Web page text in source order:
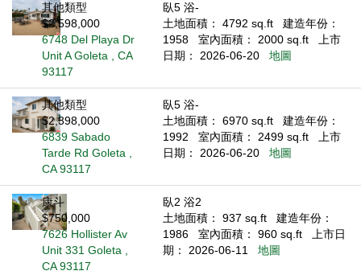
其他類型
$2,598,000
6748 Del Playa Dr
Unit A Goleta , CA
93117
臥5 浴-
土地面積： 4792 sq.ft
建造年份：
1958
室內面積： 2000 sq.ft
上市
日期： 2026-06-20
地圖
其他類型
$2,398,000
6839 Sabado
Tarde Rd Goleta ,
CA 93117
臥5 浴-
土地面積： 6970 sq.ft
建造年份：
1992
室內面積： 2499 sq.ft
上市
日期： 2026-06-20
地圖
康斗
$750,000
7626 Hollister Av
Unit 331 Goleta ,
CA 93117
臥2 浴2
土地面積： 937 sq.ft
建造年份：
1986
室內面積： 960 sq.ft
上市日
期： 2026-06-11
地圖